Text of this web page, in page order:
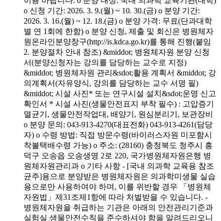
o 신청 기간: 2026. 3. 9.(월) ~ 10. 30.(금) o 분양 기간:
2026. 3. 16.(월) ~ 12. 18.(금) o 분양 가격: 무료(단과대학
별 연 1회에 한함) o 분양 신청, 제출 및 회신은 병원체자
원온라인분양창구(http://is.kdca.go.kr)를 통해 진행(붙임
2. 분양절차 안내 참조) &middot; 병원체자원 분양 신청
서(분양신청자는 강의를 담당하는 교수로 지정)
&middot; 병원체자원 관리&sdot;활용 계획서 &middot; 강
의계획서(자유양식, 강의를 담당하는 교수 서명 필)
&middot; 시설 사진* 또는 연구시설 설치&sdot;운영 신고
확인서 * 시설 사진(생물안전표지 부착 필수) : 고압증기
멸균기, 생물안전작업대, 배양기, 원심분리기, 보관장비
o 분양 문의: 043-913-4270(대표전화) 043-913-4261(담당
자) o 수령 방법: 직접 방문수령(바이러스자원 미포함시
착불택배수령 가능) o 주소: (28160) 충청북도 청주시 흥
덕구 오송읍 오송생명 2로 220, 국가병원체자원은행 병
원체자원관리과 o 기타 사항 - [국내 의과학 교육용 참조
균주]용으로 분양받은 병원체자원은 의과학미생물 실습
용으로만 사용하여야 하며, 이를 위반할 경우 「병원체
자원법」제31조제1항에 따라 처벌받을 수 있습니다. -
병원체자원을 취급하는 기관은 아래의 안전관리기준과
실험실 생물안전수칙을 준수하셔야 함을 알려드리오니